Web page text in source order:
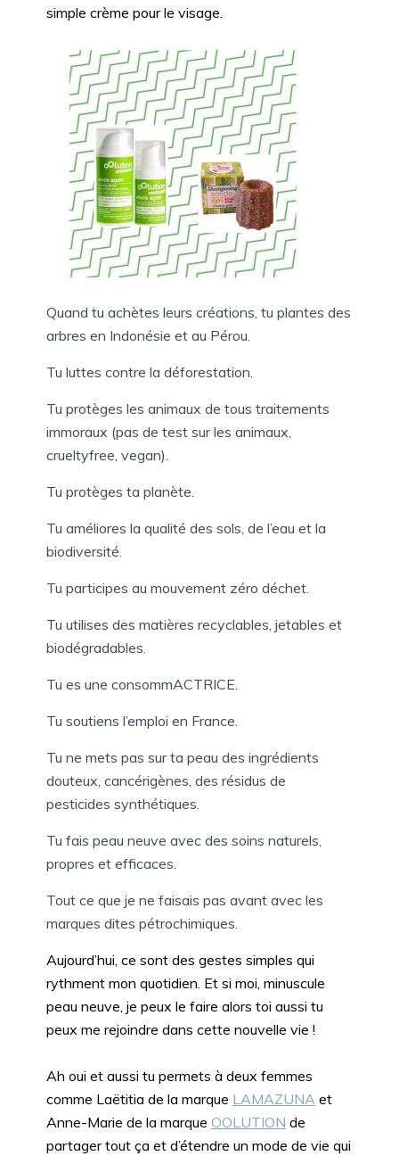
simple crème pour le visage.
Quand tu achètes leurs créations, tu plantes des
arbres en Indonésie et au Pérou.
Tu luttes contre la déforestation.
Tu protèges les animaux de tous traitements
immoraux (pas de test sur les animaux,
crueltyfree, vegan).
Tu protèges ta planète.
Tu améliores la qualité des sols, de l’eau et la
biodiversité.
Tu participes au mouvement zéro déchet.
Tu utilises des matières recyclables, jetables et
biodégradables.
Tu es une consommACTRICE.
Tu soutiens l’emploi en France.
Tu ne mets pas sur ta peau des ingrédients
douteux, cancérigènes, des résidus de
pesticides synthétiques.
Tu fais peau neuve avec des soins naturels,
propres et efficaces.
Tout ce que je ne faisais pas avant avec les
marques dites pétrochimiques.
Aujourd’hui, ce sont des gestes simples qui
rythment mon quotidien. Et si moi, minuscule
peau neuve, je peux le faire alors toi aussi tu
peux me rejoindre dans cette nouvelle vie !
Ah oui et aussi tu permets à deux femmes
comme Laëtitia de la marque LAMAZUNA et
Anne-Marie de la marque OOLUTION de
partager tout ça et d’étendre un mode de vie qui